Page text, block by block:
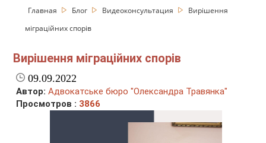
Главная Блог Видеоконсультация
Вирішення
міграційних спорів
Вирішення міграційних спорів
09.09.2022
Автор: Адвокатське бюро "Олександра Травянка"
Просмотров : 3866